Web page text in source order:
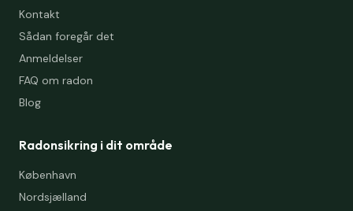
Kontakt
Sådan foregår det
Anmeldelser
FAQ om radon
Blog
Radonsikring i dit område
København
Nordsjælland